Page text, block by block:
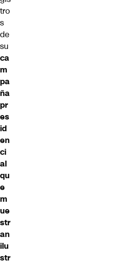
tro
s
de
su
ca
m
pa
ña
pr
es
id
en
ci
al
qu
e
m
ue
str
an
ilu
str